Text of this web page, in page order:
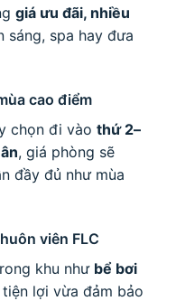
giá ưu đãi, nhiều
sáng, spa hay đưa
cao điểm
chọn đi vào thứ 2–
, giá phòng sẽ
đầy đủ như mùa
viên FLC
khu như bể bơi
tiện lợi vừa đảm bảo